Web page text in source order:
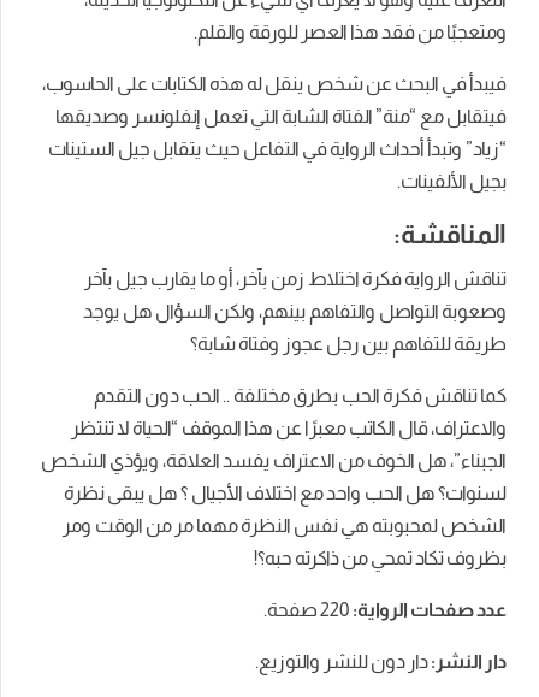
ومتعجبًا من فقد هذا العصر للورقة والقلم.
فيبدأ في البحث عن شخص ينقل له هذه الكتابات على الحاسوب،
فيتقابل مع “منة” الفتاة الشابة التي تعمل إنفلونسر وصديقها
“زياد” وتبدأ أحداث الرواية في التفاعل حيث يتقابل جيل الستينات
بجيل الألفينات.
المناقشة:
تناقش الرواية فكرة اختلاط زمن بآخر، أو ما يقارب جيل بآخر
وصعوبة التواصل والتفاهم بينهم، ولكن السؤال هل يوجد
طريقة للتفاهم بين رجل عجوز وفتاة شابة؟
كما تناقش فكرة الحب بطرق مختلفة .. الحب دون التقدم
والاعتراف، قال الكاتب معبرًا عن هذا الموقف “الحياة لا تنتظر
الجبناء”، هل الخوف من الاعتراف يفسد العلاقة، ويؤذي الشخص
لسنوات؟ هل الحب واحد مع اختلاف الأجيال ؟ هل يبقى نظرة
الشخص لمحبوبته هي نفس النظرة مهما مر من الوقت ومر
بظروف تكاد تمحي من ذاكرته حبه؟!
عدد صفحات الرواية:
دار النشر:دار دون للنشر والتوزيع.